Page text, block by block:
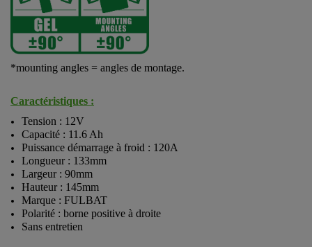
*mounting angles = angles de montage.
Caractéristiques :
Tension : 12V
Capacité : 11.6 Ah
Puissance démarrage à froid : 120A
Longueur : 133mm
Largeur : 90mm
Hauteur : 145mm
Marque : FULBAT
Polarité : borne positive à droite
Sans entretien